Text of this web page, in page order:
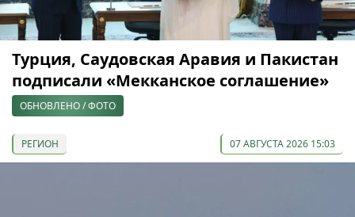
Турция, Саудовская Аравия и Пакистан
подписали «Мекканское соглашение»
ОБНОВЛЕНО / ФОТО
РЕГИОН 07 АВГУСТА 2026 15:03